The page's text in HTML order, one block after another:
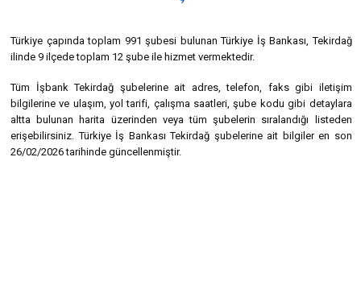
Türkiye çapında toplam 991 şubesi bulunan Türkiye İş Bankası, Tekirdağ
ilinde 9 ilçede toplam 12 şube ile hizmet vermektedir.
Tüm İşbank Tekirdağ şubelerine ait adres, telefon, faks gibi iletişim
bilgilerine ve ulaşım, yol tarifi, çalışma saatleri, şube kodu gibi detaylara
altta bulunan harita üzerinden veya tüm şubelerin sıralandığı listeden
erişebilirsiniz. Türkiye İş Bankası Tekirdağ şubelerine ait bilgiler en son
26/02/2026 tarihinde güncellenmiştir.